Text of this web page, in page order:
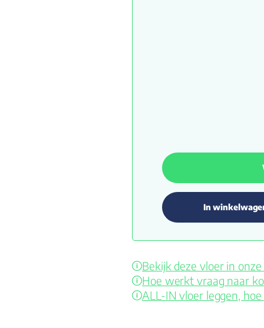
In
Bekijk deze vloer in
Hoe werkt vraag naar
ALL-IN vloer leggen,